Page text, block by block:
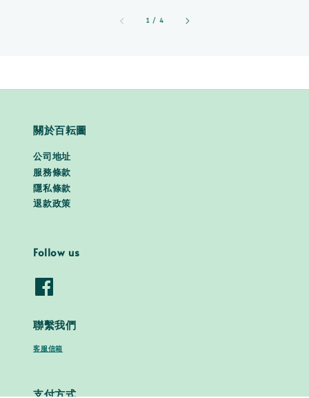
1 / accessibility.of
4
關於百耘圖
公司地址
服務條款
隱私條款
退款政策
Follow us
聯繫我們
客服信箱
支付方式